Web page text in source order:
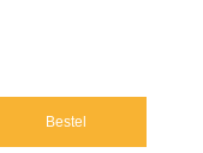
Bestel